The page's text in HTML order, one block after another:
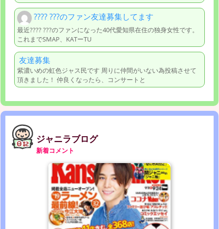
???? ???のファン友達募集してます
最近???? ???のファンになった40代愛知県在住の独身女性です。
これまでSMAP、KATーTU
友達募集
紫濃いめの虹色ジャス民です 周りに仲間がいない為投稿させて
頂きました！ 仲良くなったら、コンサートと
ジャニラブログ
新着コメント